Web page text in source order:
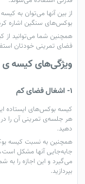
از بین آنها می‌توان به
بوکس‌های سنگین اشاره
همچنین شما می‌توانید از
فضای تمرینی خودتان
ویژگی‌های کیسه ی
1- اشغال فضای کم
کیسه بوکس‌های ایستاده
هر جلسه‌ی تمرینی آن را در
دهید.
همچنین به نسبت کیسه
جابه‌جایی آنها مشکل
می‌گیرد و این اجازه را به
بپردازید.